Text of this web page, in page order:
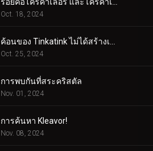
Oct. 18, 2024
Oct. 25, 2024
การพบกันที่สระคริสตัล
Nov. 01, 2024
การค้นหา Kleavor!
Nov. 08, 2024